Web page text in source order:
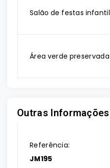
Salão de festas infantil
Área verde preservada
Outras Informações
Referência:
JM195